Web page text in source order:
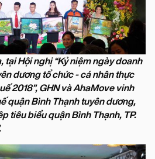
tại Hội nghị “Kỷ niệm ngày doanh
dương tổ chức - cá nhân thực
2018”, GHN và AhaMove vinh
quận Bình Thạnh tuyên dương,
tiêu biểu quận Bình Thạnh, TP.